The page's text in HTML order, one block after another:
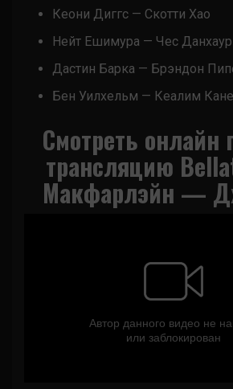
Кеони Диггс — Скотти Хао
Нейт Ешимура — Чес Данхаур
Дастин Барка — Брэндон
Бен Уилхельм — Кеалим
Смотреть онлайн
трансляцию
Макфарлэйн —